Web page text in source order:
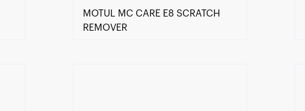
MOTUL MC CARE E8 SCRATCH
REMOVER